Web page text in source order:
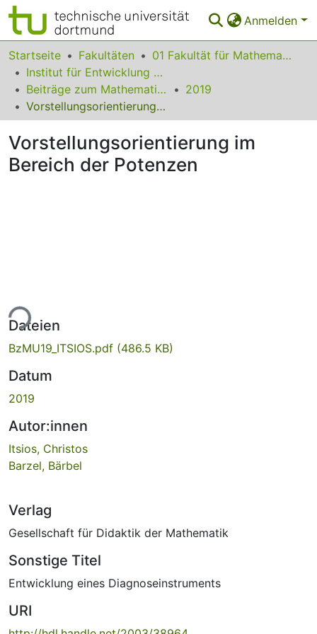
Anmelden
Bereiche & Sammlungen
Das gesamte Repositorium
Statistiken
FAQ
Leitlinien
Startseite Fakultäten
01 Fakultät für Mathematik
Institut für Entwicklung und Erforschung des Mathematikunterrichts
Beiträge zum Mathematikunterricht
2019
Vorstellungsorientierung im Bereich der Potenzen
Vorstellungsorientierung im
Bereich der Potenzen
Dateien
BzMU19_ITSIOS.pdf (486.5 KB)
Datum
2019
Autor:innen
Itsios, Christos
Barzel, Bärbel
Verlag
Gesellschaft für Didaktik der Mathematik
Sonstige Titel
Entwicklung eines Diagnoseinstruments
URI